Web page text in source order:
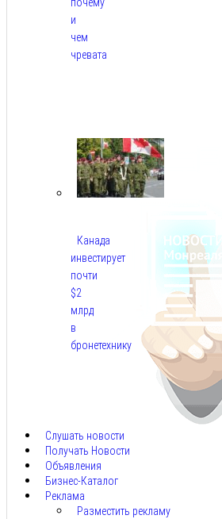
почему
и
чем
чревата
Канада
инвестирует
почти
$2
млрд
в
бронетехнику
Слушать новости
Получать Новости
Объявления
Бизнес-Каталог
Реклама
Разместить рекламу